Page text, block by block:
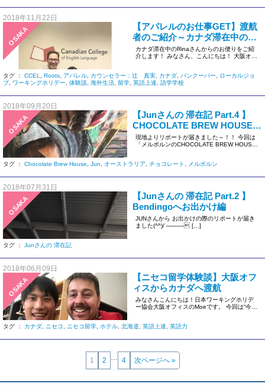
2018年11月22日
OSAKA
【アパレルのお仕事GET】渡航
者のご紹介～カナダ滞在中の
Rinaさんからのお便り～
カナダ滞在中のRinaさんからのお便りをご紹
介します！ みなさん、こんにちは！ 大阪オフ
タグ ： CCEL, Roots, アパレル, カウンセラー：辻 真実, カナダ, バンクーバー, ローカルジョ
ブ, ワーキングホリデー, 体験談, 海外生活, 留学, 英語上達, 語学学校
2018年09月20日
OSAKA
【Junさんの 滞在記 Part.4 】
CHOCOLATE BREW HOUSEに
行こう！編
現地よりリポートが届きました～！！ 今回は
「メルボルンのCHOCOLATE BREW HOUSE
タグ ： Chocolate Brew House, Jun, オーストラリア, チョコレート , メルボルン
2018年07月31日
OSAKA
【Junさんの 滞在記 Part.2 】
Bendingoへお出かけ編
JUNさんから お出かけの際のリポートが届き
ました(^^)/ ——— […]
タグ ： Junさんの 滞在記
2018年06月09日
OSAKA
【ニセコ留学体験談】大阪オフ
ィスからカナダへ渡航
みなさんこんにちは！日本ワーキングホリデ
ー協会大阪オフィスのMoeです。 今回は“今話
タグ ： カナダ, ニセコ , ニセコ留学, ホテル, 北海道, 英語上達, 英語力
1 2 … 4 次ページへ »